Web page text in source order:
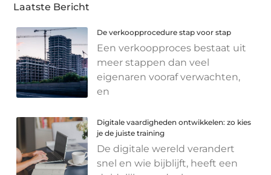
Laatste Bericht
De verkoopprocedure stap voor stap
Een verkoopproces bestaat uit
meer stappen dan veel
eigenaren vooraf verwachten,
en
Digitale vaardigheden ontwikkelen: zo kies
je de juiste training
De digitale wereld verandert
snel en wie bijblijft, heeft een